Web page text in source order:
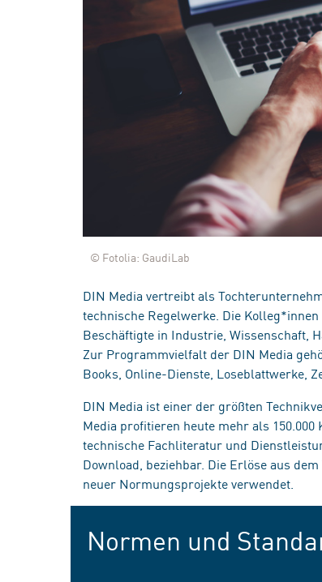
© Fotolia: GaudiLab
DIN Media vertreibt als
technische Regelwerke. Die
Beschäftigte in Industrie, Wissenschaft,
Zur Programmvielfalt der DIN Media
Books, Online-Dienste, Loseblattwerke,
DIN Media ist einer der größten
Media profitieren heute mehr als
technische Fachliteratur und
Download, beziehbar. Die Erlöse aus
neuer Normungsprojekte verwendet.
Normen und